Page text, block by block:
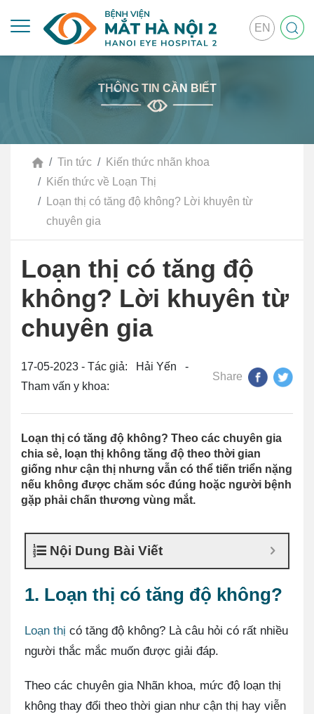
EN
THÔNG TIN CẦN BIẾT
Tin tức
Kiến thức nhãn khoa
Kiến thức về Loạn Thị
Loạn thị có tăng độ không? Lời khuyên từ
chuyên gia
Loạn thị có tăng độ
không? Lời khuyên từ
chuyên gia
17-05-2023 - Tác giả: Hải Yến -
Tham vấn y khoa:
Share
Loạn thị có tăng độ không? Theo các chuyên gia
chia sẻ, loạn thị không tăng độ theo thời gian
giống như cận thị nhưng vẫn có thể tiến triển nặng
nếu không được chăm sóc đúng hoặc người bệnh
gặp phải chấn thương vùng mắt.
Nội Dung Bài Viết
1. Loạn thị có tăng độ không?
Loạn thị có tăng độ không? Là câu hỏi có rất nhiều
người thắc mắc muốn được giải đáp.
Theo các chuyên gia Nhãn khoa, mức độ loạn thị
không thay đổi theo thời gian như cận thị hay viễn